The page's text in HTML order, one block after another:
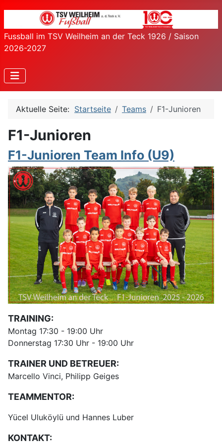
Fussball im TSV Weilheim an der Teck 1926 / Saison
2026-2027
Aktuelle Seite: Startseite Teams F1-Junioren
F1-Junioren
F1-Junioren Team Info (U9)
TRAINING:
Montag 17:30 - 19:00 Uhr
Donnerstag 17:30 Uhr - 19:00 Uhr
TRAINER UND BETREUER:
Marcello Vinci, Philipp Geiges
TEAMMENTOR:
Yücel Uluköylü und Hannes Luber
KONTAKT: